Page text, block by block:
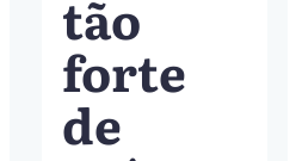
tão
forte
de